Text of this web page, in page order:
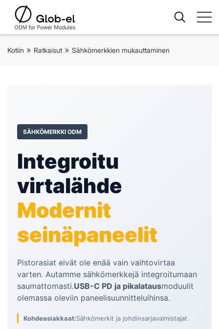
Kotiin Ratkaisut Sähkömerkkien mukauttaminen
SÄHKÖMERKKI ODM
Integroitu
virtalähde
Modernit
seinäpaneelit
Pistorasiat eivät ole enää vain vaihtovirtaa
varten. Autamme sähkömerkkejä integroitumaan
saumattomasti.USB-C PD ja pikalatausmoduulit
olemassa oleviin paneelisuunnitteluihinsa.
Kohdeasiakkaat:Sähkömerkit ja johdinsarjavalmistajat.